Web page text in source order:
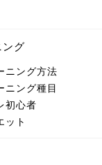
ング
ニング方法
ニング種目
初心者
ット